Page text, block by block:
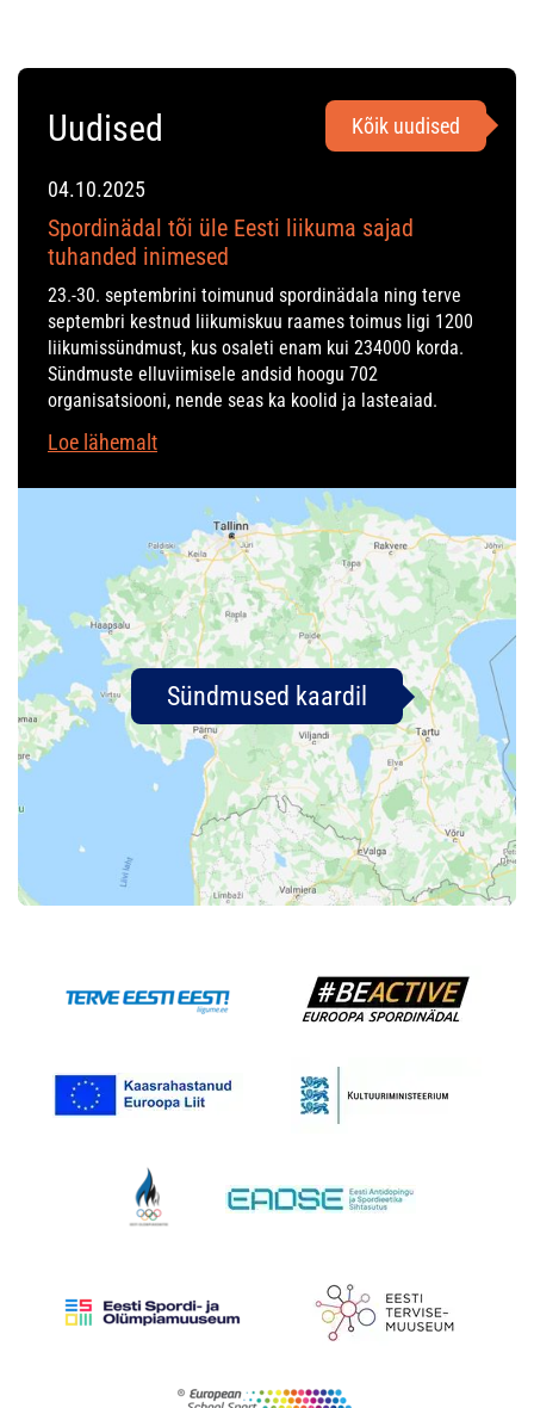
Uudised Kõik uudised
04.10.2025
Spordinädal tõi üle Eesti liikuma sajad
tuhanded inimesed
23.-30. septembrini toimunud spordinädala ning terve
septembri kestnud liikumiskuu raames toimus ligi 1200
liikumissündmust, kus osaleti enam kui 234000 korda.
Sündmuste elluviimisele andsid hoogu 702
organisatsiooni, nende seas ka koolid ja lasteaiad.
Loe lähemalt
Sündmused kaardil